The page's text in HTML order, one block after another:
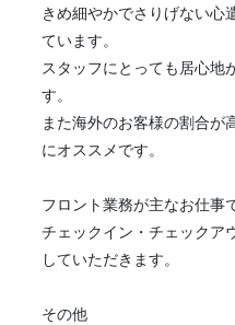
きめ細やかでさりげない心
ています。
スタッフにとっても居心地
す。
また海外のお客様の割合が
にオススメです。
フロント業務が主なお仕事
チェックイン・チェックア
していただきます。
その他